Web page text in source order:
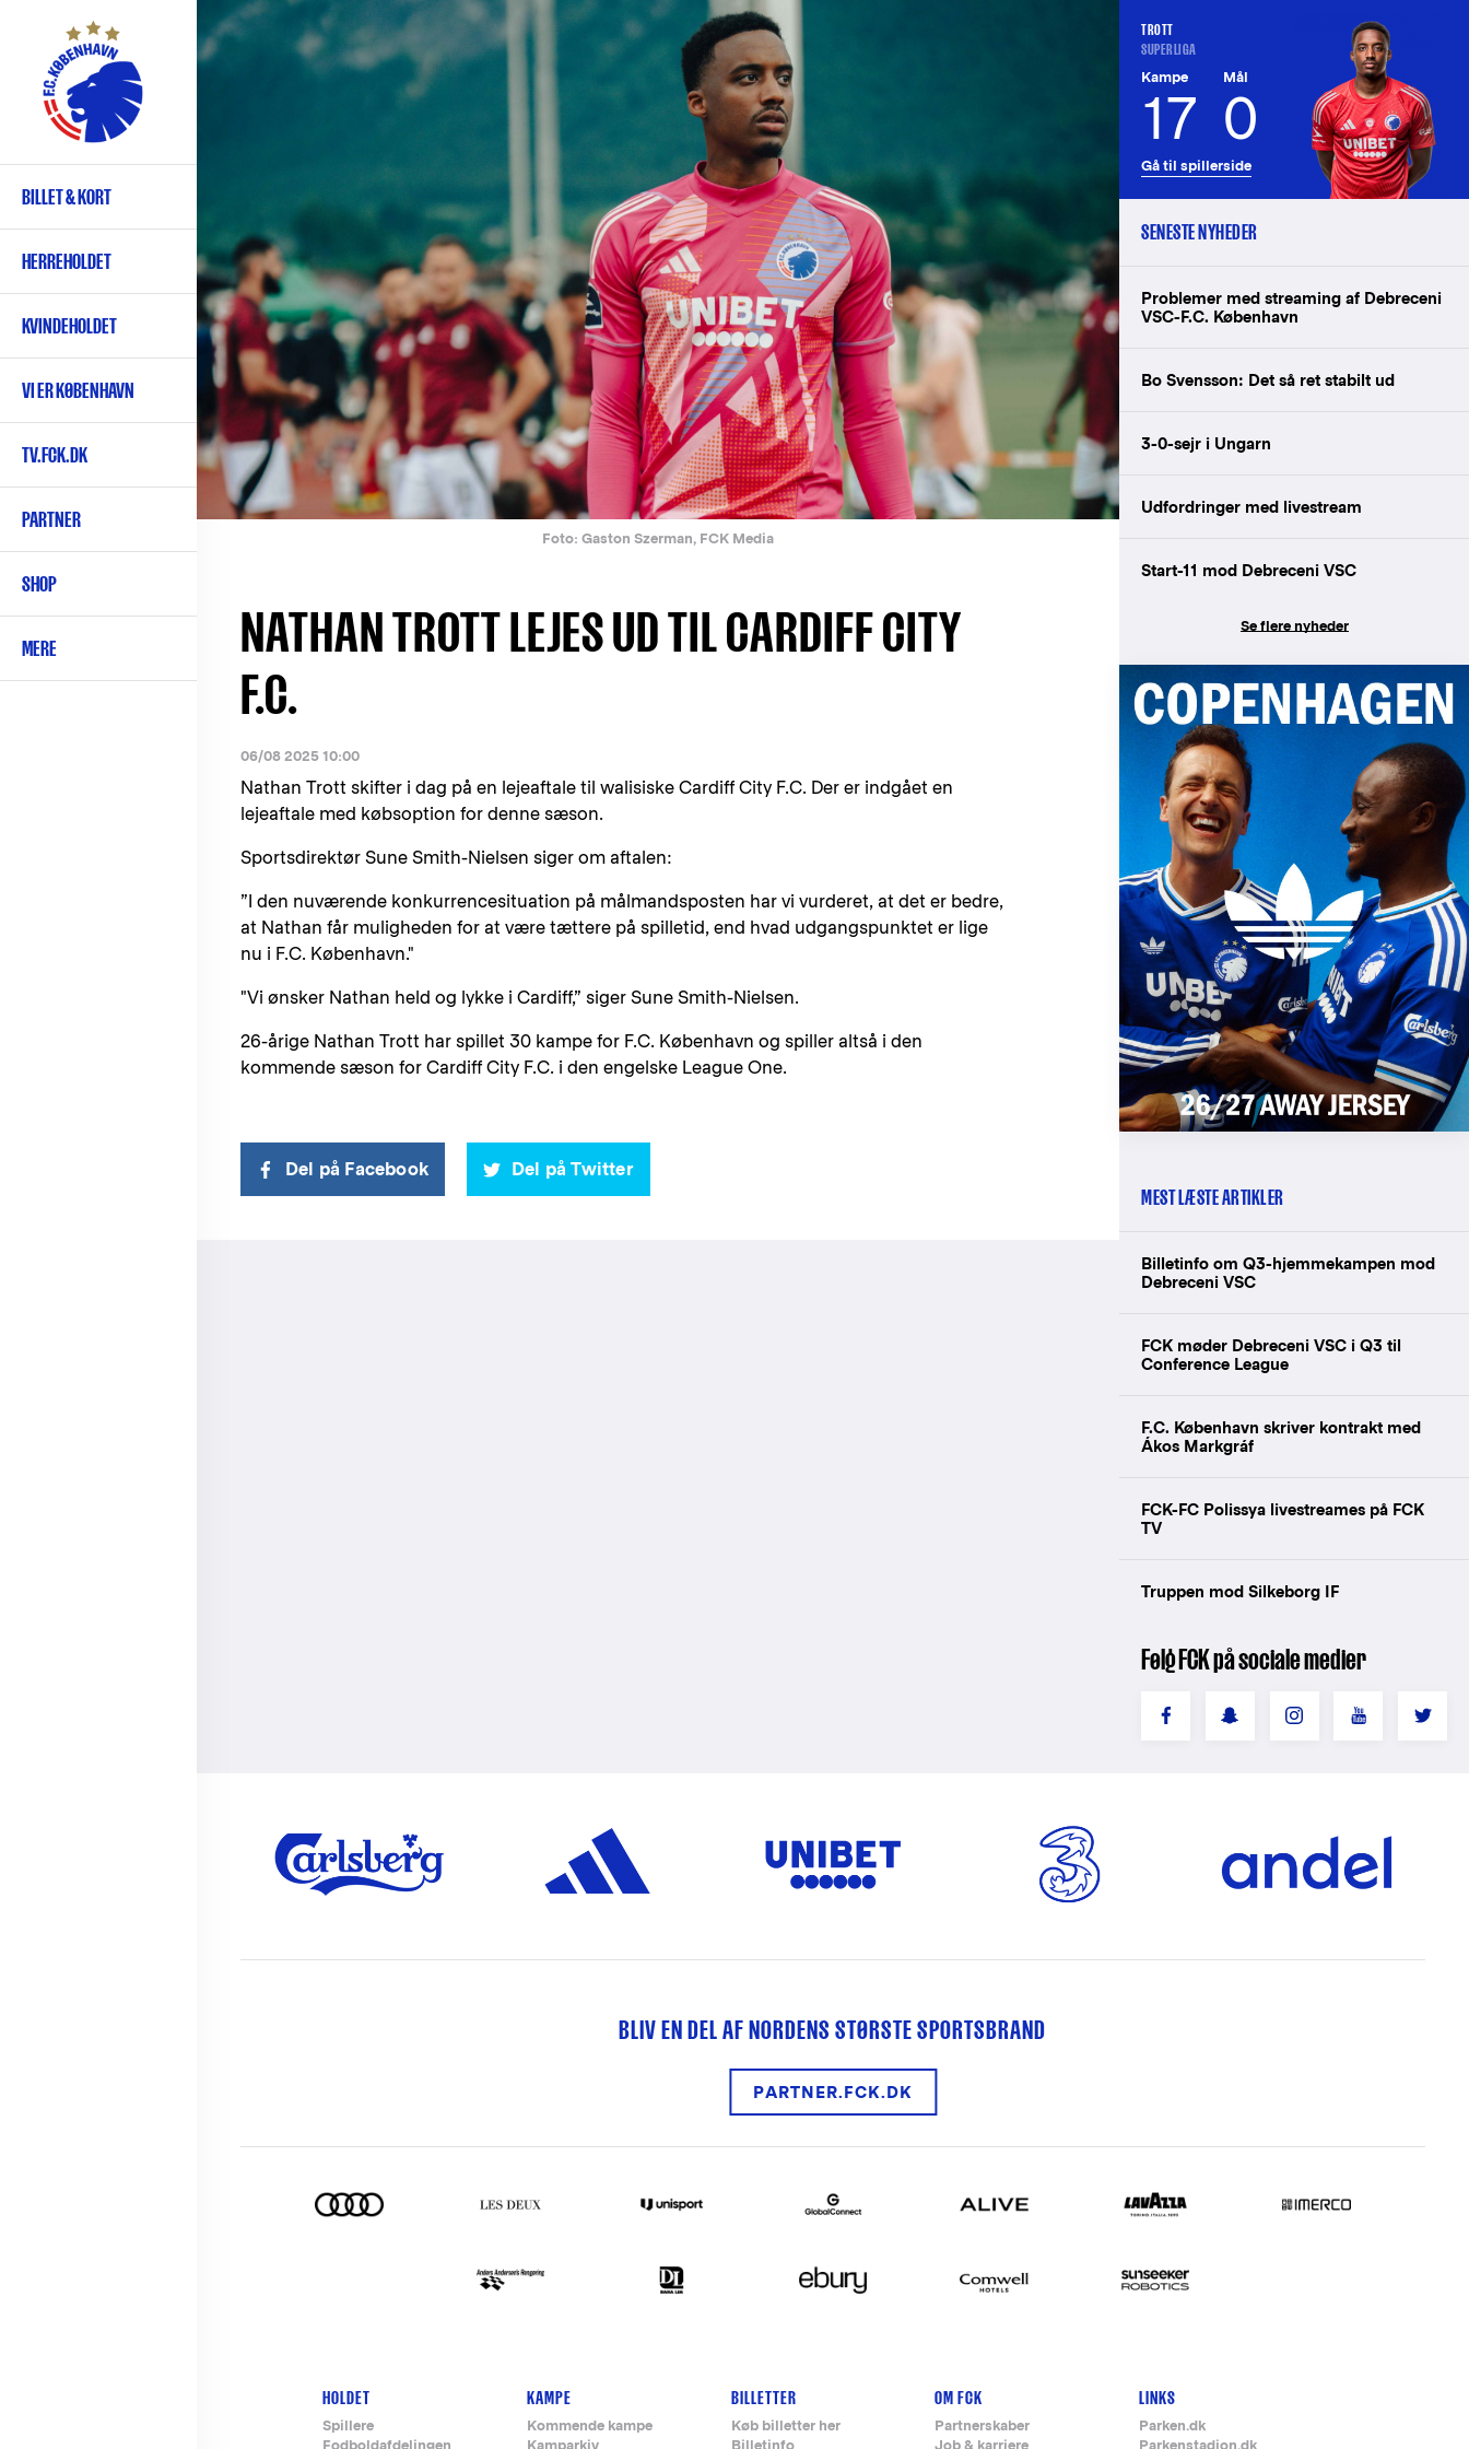
hovedindhold
Primær
navigation
BILLET & KORT
HERREHOLDET
KVINDEHOLDET
VI ER KØBENHAVN
TV.FCK.DK
PARTNER
SHOP
MERE
Foto: Gaston Szerman, FCK Media
NATHAN TROTT LEJES UD TIL CARDIFF CITY
F.C.
06/08 2025 10:00
Nathan Trott skifter i dag på en lejeaftale til walisiske Cardiff City F.C. Der er indgået en
lejeaftale med købsoption for denne sæson.
Sportsdirektør Sune Smith-Nielsen siger om aftalen:
”I den nuværende konkurrencesituation på målmandsposten har vi vurderet, at det er bedre,
at Nathan får muligheden for at være tættere på spilletid, end hvad udgangspunktet er lige
nu i F.C. København."
"Vi ønsker Nathan held og lykke i Cardiff,” siger Sune Smith-Nielsen.
26-årige Nathan Trott har spillet 30 kampe for F.C. København og spiller altså i den
kommende sæson for Cardiff City F.C. i den engelske League One.
Del på Facebook Del på Twitter
TROTT
SUPERLIGA
Kampe
17
Mål
0
Gå til spillerside
SENESTE NYHEDER
Problemer med streaming af Debreceni
VSC-F.C. København
Bo Svensson: Det så ret stabilt ud
3-0-sejr i Ungarn
Udfordringer med livestream
Start-11 mod Debreceni VSC
Se flere nyheder
MEST LÆSTE ARTIKLER
Billetinfo om Q3-hjemmekampen mod
Debreceni VSC
FCK møder Debreceni VSC i Q3 til
Conference League
F.C. København skriver kontrakt med
Ákos Markgráf
FCK-FC Polissya livestreames på FCK
TV
Truppen mod Silkeborg IF
Følg FCK på sociale medier
BLIV EN DEL AF NORDENS STØRSTE SPORTSBRAND
PARTNER.FCK.DK
Footer-
HOLDET
Spillere
Fodboldafdelingen
KAMPE
Kommende kampe
Kamparkiv
BILLETTER
Køb billetter her
Billetinfo
OM FCK
Partnerskaber
Job & karriere
LINKS
Parken.dk
Parkenstadion.dk